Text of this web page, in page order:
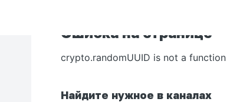
Ошибка на странице
crypto.randomUUID is not a function
Найдите нужное в каналах